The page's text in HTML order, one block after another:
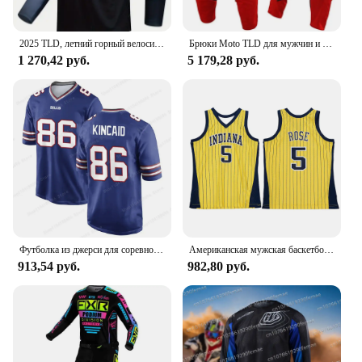
2025 TLD, летний горный велосипед с контролем скорости, длинный рукав, MTB, дышащий мужской велосипедный костюм большого размера, мотоциклетная футболка для бездорожья
1 270,42 руб.
Брюки Moto TLD для мужчин и женщин, мотоциклетные брюки для езды на мотоцикле, локомотивы для пересеченной местности, внедорожные брюки
5 179,28 руб.
Футболка из джерси для соревнований, удобная дышащая детская игровая майка для взрослых, Джерси Buffalo Bills на заказ - Royal
913,54 руб.
Американская мужская баскетбольная майка в стиле ретро, классическая майка 96, версия Индианы No. Темно-синяя классическая майка Марка Джексона Пакера 13.
982,80 руб.